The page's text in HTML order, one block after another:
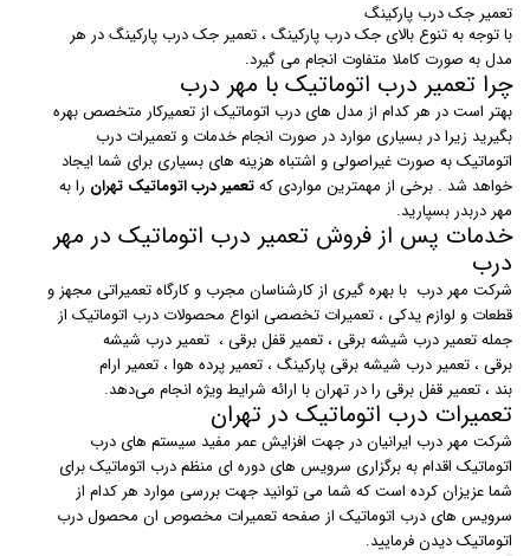
تعمیر جک درب پارکینگ
با توجه به تنوع بالای جک درب پارکینگ ، تعمیر جک درب پارکینگ در هر
مدل به صورت کاملا متفاوت انجام می گیرد.
چرا تعمیر درب اتوماتیک با مهر درب
بهتر است در هر کدام از مدل های درب اتوماتیک از تعمیرکار متخصص بهره
بگیرید زیرا در بسیاری موارد در صورت انجام خدمات و تعمیرات درب
اتوماتیک به صورت غیراصولی و اشتباه هزینه های بسیاری برای شما ایجاد
خواهد شد . برخی از مهمترین مواردی کهتعمیر درب اتوماتیک تهران را به
مهر دربدر بسپارید.
خدمات پس از فروش تعمیر درب اتوماتیک در مهر
درب
شرکت مهر درب با بهره گیری از کارشناسان مجرب و کارگاه تعمیراتی مجهز و
قطعات و لوازم یدکی ، تعمیرات تخصصی انواع محصولات درب اتوماتیک از
جمله تعمیر درب شیشه برقی ، تعمیر قفل برقی ، تعمیر درب شیشه
برقی ، تعمیر درب شیشه برقی پارکینگ ، تعمیر پرده هوا ، تعمیر ارام
بند ، تعمیر قفل برقی را در تهران با ارائه شرایط ویژه انجام می‌دهد.
تعمیرات درب اتوماتیک در تهران
شرکت مهر درب ایرانیان در جهت افزایش عمر مفید سیستم های درب
اتوماتیک اقدام به برگزاری سرویس های دوره ای منظم درب اتوماتیک برای
شما عزیزان کرده است که شما می توانید جهت بررسی موارد هر کدام از
سرویس های درب اتوماتیک از صفحه تعمیرات مخصوص ان محصول درب
اتوماتیک دیدن فرمایید.